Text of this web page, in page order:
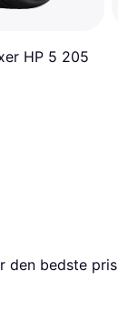
HP 5 205
den bedste pris